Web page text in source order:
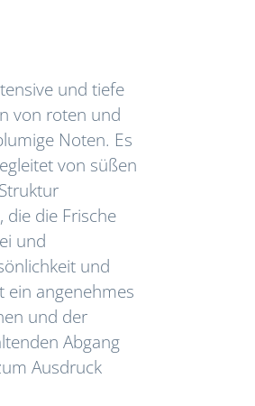
und tiefe
von roten und
Noten. Es
von süßen
die Frische
und
und
ein angenehmes
und der
Abgang
Ausdruck